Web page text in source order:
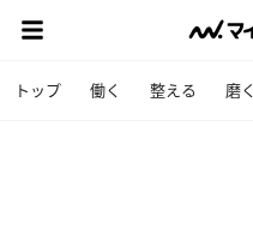
トップ 働く 整える 磨く